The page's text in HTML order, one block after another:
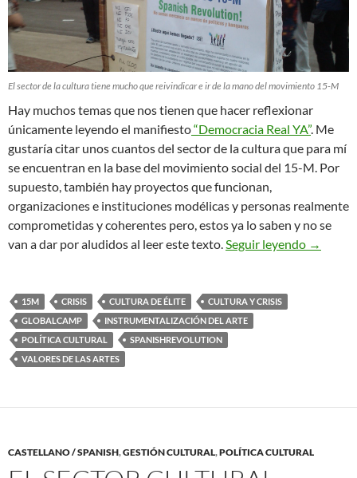
El sector de la cultura tiene mucho que reivindicar e ir de la mano del movimiento 15-M
Hay muchos temas que nos tienen que hacer reflexionar
únicamente leyendo el manifiesto“Democracia Real YA”. Me
gustaría citar unos cuantos del sector de la cultura que para mí
se encuentran en la base del movimiento social del 15-M. Por
supuesto, también hay proyectos que funcionan,
organizaciones e instituciones modélicas y personas realmente
comprometidas y coherentes pero, estos ya lo saben y no se
van a dar por aludidos al leer este texto.Seguir leyendo El
→
15M CRISIS CULTURA DE ÉLITE
CULTURA Y CRISIS
GLOBALCAMP
INSTRUMENTALIZACIÓN DEL ARTE
POLÍTICA CULTURAL
SPANISHREVOLUTION
VALORES DE LAS ARTES
CASTELLANO / SPANISH,GESTIÓN CULTURAL,POLÍTICA CULTURAL